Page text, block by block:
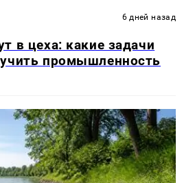
6 дней назад
в цеха: какие задачи
промышленность